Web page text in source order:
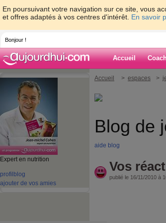
En poursuivant votre navigation sur ce site, vous
et offres adaptés à vos centres d'intérêt. En savoir
Bonjour !
Accueil
Expert en nutrition
profil blog
ajouter de vos amies
Accueil > espaces >
Blog de
aide blog
Vos
publié le 16/11/2010 à